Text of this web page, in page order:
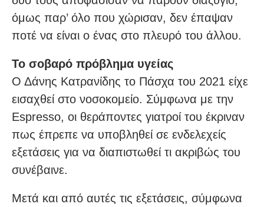
όμως παρ’ όλο που χώρισαν, δεν έπαψαν
ποτέ να είναι ο ένας στο πλευρό του άλλου.
Το σοβαρό πρόβλημα υγείας
Ο Δάνης Κατρανίδης το Πάσχα του 2021 είχε
εισαχθεί στο νοσοκομείο. Σύμφωνα με την
Espresso, οι θεράποντες γιατροί του έκριναν
πως έπρεπε να υποβληθεί σε ενδελεχείς
εξετάσεις για να διαπιστωθεί τι ακριβώς του
συνέβαινε.
Μετά και από αυτές τις εξετάσεις, σύμφωνα